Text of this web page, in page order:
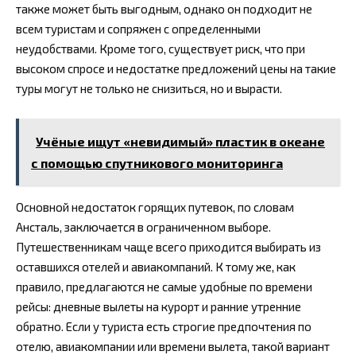
также может быть выгодным, однако он подходит не
всем туристам и сопряжен с определенными
неудобствами. Кроме того, существует риск, что при
высоком спросе и недостатке предложений цены на такие
туры могут не только не снизиться, но и вырасти.
Учёные ищут «невидимый» пластик в океане
с помощью спутникового мониторинга
Основной недостаток горящих путевок, по словам
Ансталь, заключается в ограниченном выборе.
Путешественникам чаще всего приходится выбирать из
оставшихся отелей и авиакомпаний. К тому же, как
правило, предлагаются не самые удобные по времени
рейсы: дневные вылеты на курорт и ранние утренние
обратно. Если у туриста есть строгие предпочтения по
отелю, авиакомпании или времени вылета, такой вариант